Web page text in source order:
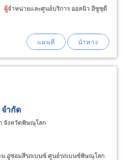
ผู้จำหน่ายและศูนย์บริการ ออลนิว อีซูซุดี
ำกัด
จังหวัดพิษณุโลก
อู่ซ่อมสีรถเบนซ์ ศูนย์รถเบนซ์พิษณุโลก